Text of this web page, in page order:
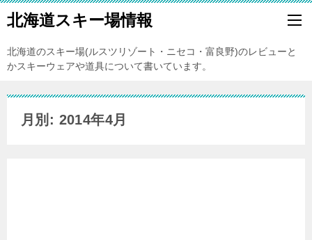
北海道スキー場情報
北海道のスキー場(ルスツリゾート・ニセコ・富良野)のレビューと
かスキーウェアや道具について書いています。
月別: 2014年4月